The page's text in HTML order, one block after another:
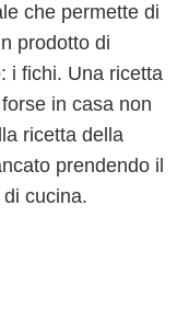
che permette di
prodotto di
i fichi. Una ricetta
in casa non
ricetta della
prendendo il
cucina.